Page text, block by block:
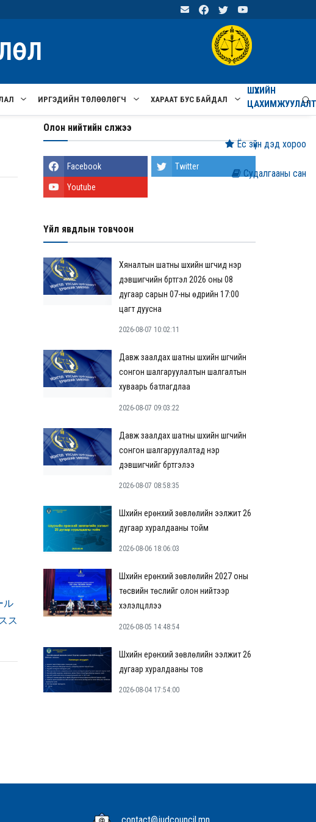
ИРГЭДИЙН ТӨЛӨӨЛӨГЧ ХАРААТ БУС БАЙДАЛ
ШҮҮХИЙН
ル
ス
Олон нийтийн сүлжээ
Facebook Twitter
Youtube
Үйл явдлын товчоон
Хяналтын шатны шүүхийн шүүгчид нэр
дэвшигчийн бүртгэл 2026 оны 08
дугаар сарын 07-ны өдрийн 17:00
цагт дуусна
2026-08-07 10:02:11
Давж заалдах шатны шүүхийн шүүгчийн
сонгон шалгаруулалтын шалгалтын
хуваарь батлагдлаа
2026-08-07 09:03:22
Давж заалдах шатны шүүхийн шүүгчийн
сонгон шалгаруулалтад нэр
дэвшигчийг бүртгэлээ
2026-08-07 08:58:35
Шүүхийн ерөнхий зөвлөлийн ээлжит 26
дугаар хуралдааны тойм
2026-08-06 18:06:03
Шүүхийн ерөнхий зөвлөлийн 2027 оны
төсвийн төслийг олон нийтээр
хэлэлцүүллээ
2026-08-05 14:48:54
Шүүхийн ерөнхий зөвлөлийн ээлжит 26
дугаар хуралдааны тов
2026-08-04 17:54:00
Судалгааны сан
Ёс зүйн дэд хороо